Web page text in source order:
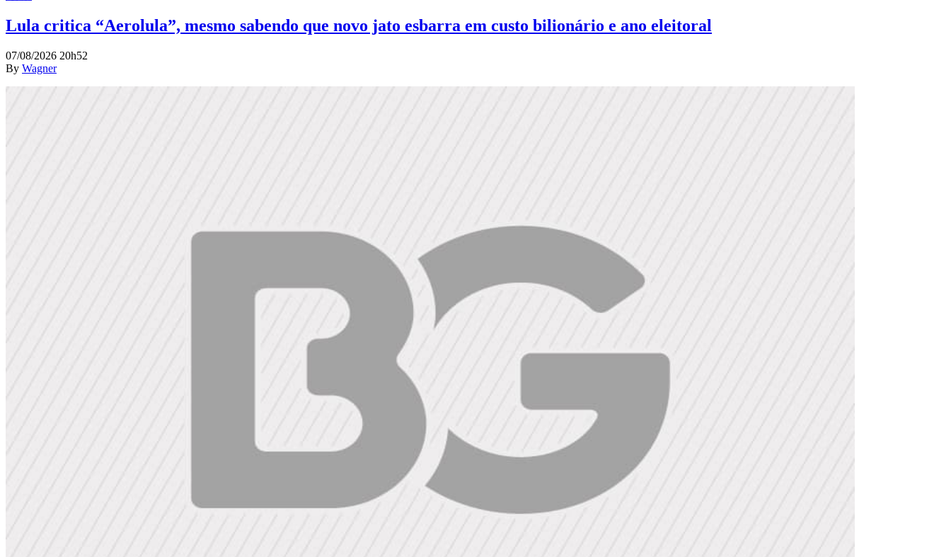
Lula critica “Aerolula”, mesmo sabendo que novo jato esbarra em custo bilionário e ano eleitoral
07/08/2026 20h52
By Wagner